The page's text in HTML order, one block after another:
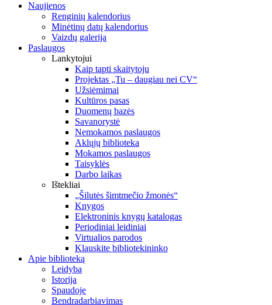
Naujienos
Renginių kalendorius
Minėtinų datų kalendorius
Vaizdų galerija
Paslaugos
Lankytojui
Kaip tapti skaitytoju
Projektas „Tu – daugiau nei CV“
Užsiėmimai
Kultūros pasas
Duomenų bazės
Savanorystė
Nemokamos paslaugos
Aklųjų biblioteka
Mokamos paslaugos
Taisyklės
Darbo laikas
Ištekliai
„Šilutės šimtmečio žmonės“
Knygos
Elektroninis knygų katalogas
Periodiniai leidiniai
Virtualios parodos
Klauskite bibliotekininko
Apie biblioteką
Leidyba
Istorija
Spaudoje
Bendradarbiavimas